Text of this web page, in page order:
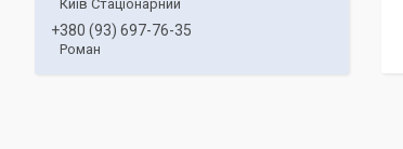
Київ Стаціонарний
+380 (93) 697-76-35
Роман